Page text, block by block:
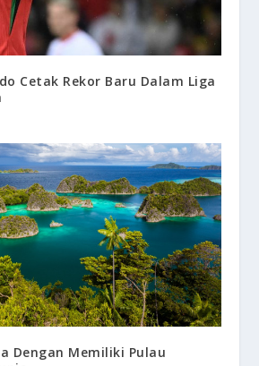
Cetak Rekor Baru Dalam Liga
Dengan Memiliki Pulau